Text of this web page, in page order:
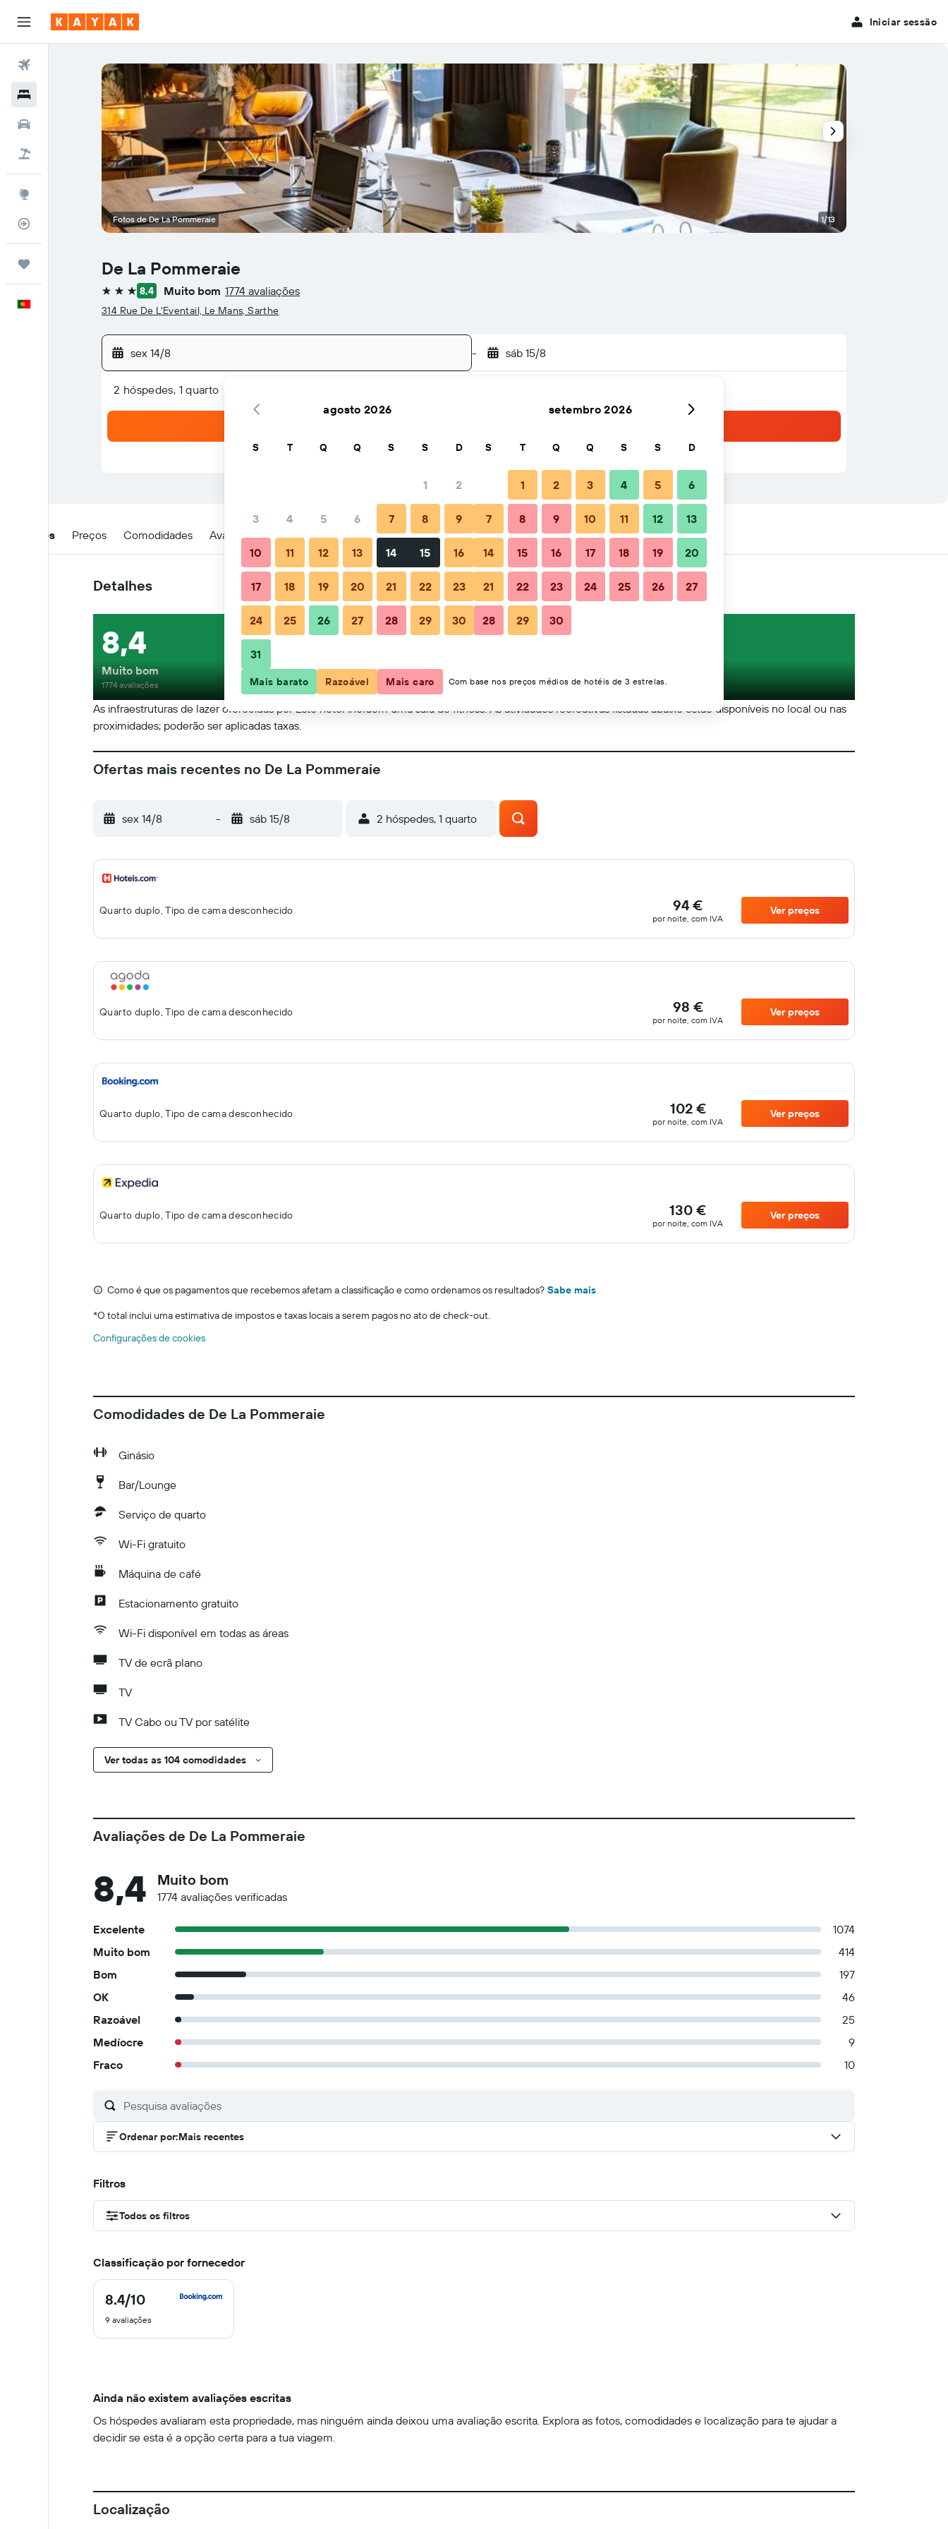
Iniciar sessão
Monitorizador de voos
De La Pommeraie
3 estrelas8,4 Muito bom 1774 avaliações
314 Rue De L'Eventail, Le Mans, Sarthe
sex 14/8 - sáb 15/8
2 hóspedes, 1 quarto
Fotos de De La Pommeraie 1/13
Detalhes Preços Comodidades Avaliações Localização Dicas e Perguntas frequentes Alojamentos próximos
Detalhes
As infraestruturas de lazer oferecidas por Este hotel incluem uma sala de fitness. As atividades recreativas listadas abaixo estão disponíveis no local ou nas
proximidades; poderão ser aplicadas taxas.
8,4
Muito bom
1774 avaliações
Mostrar no mapa
Ofertas mais recentes no De La Pommeraie
sex 14/8 - sáb 15/8 2 hóspedes, 1 quarto
Quarto duplo, Tipo de cama desconhecido 94 €
por noite, com IVA
Ver preços
Quarto duplo, Tipo de cama desconhecido 98 €
por noite, com IVA
Ver preços
Quarto duplo, Tipo de cama desconhecido 102 €
por noite, com IVA
Ver preços
Quarto duplo, Tipo de cama desconhecido 130 €
por noite, com IVA
Ver preços
Como é que os pagamentos que recebemos afetam a classificação e como ordenamos os resultados? Sabe mais
*O total inclui uma estimativa de impostos e taxas locais a serem pagos no ato de check-out.
Configurações de cookies
Comodidades de De La Pommeraie
Ginásio
Bar/Lounge
Serviço de quarto
Wi-Fi gratuito
Máquina de café
Estacionamento gratuito
Wi-Fi disponível em todas as áreas
TV de ecrã plano
TV
TV Cabo ou TV por satélite
Ver todas as 104 comodidades
Avaliações de De La Pommeraie
8,4 Muito bom
1774 avaliações verificadas
Excelente
1074
Muito bom
414
Bom
197
OK
46
Razoável
25
Medíocre
9
Fraco
10
Ordenar por:Mais recentes
Filtros
Todos os filtros
Classificação por fornecedor
8.4/10
8.4
10
9 avaliações
Ainda não existem avaliações escritas
Os hóspedes avaliaram esta propriedade, mas ninguém ainda deixou uma avaliação escrita. Explora as fotos, comodidades e localização para te ajudar a
decidir se esta é a opção certa para a tua viagem.
Localização
agosto 2026
S T Q Q S S D
1 2
3 4 5 6 7 8 9
10 11 12 13 14 15 16
17 18 19 20 21 22 23
24 25 26 27 28 29 30
31
setembro 2026
S T Q Q S S D
1 2 3 4 5 6
7 8 9 10 11 12 13
14 15 16 17 18 19 20
21 22 23 24 25 26 27
28 29 30
Mais barato Razoável Mais caro Com base nos preços médios de hotéis de 3 estrelas.